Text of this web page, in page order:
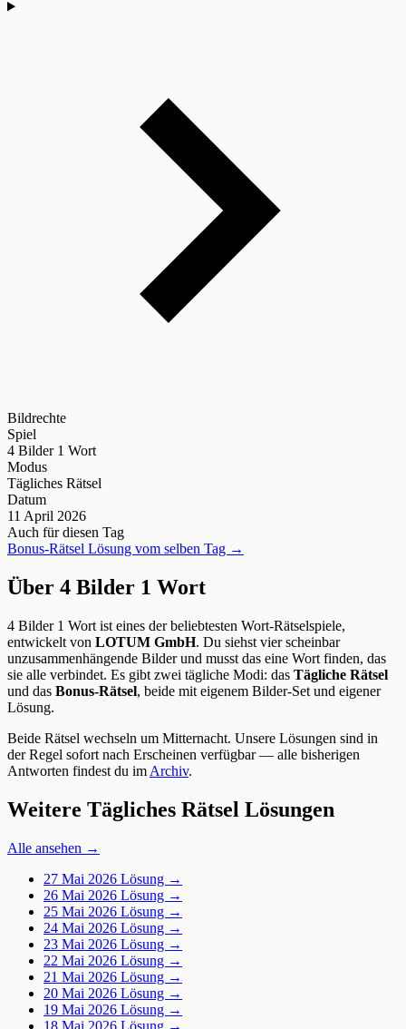
Bildrechte
Spiel
4 Bilder 1 Wort
Modus
Tägliches Rätsel
Datum
11 April 2026
Auch für diesen Tag
Bonus-Rätsel Lösung vom selben Tag →
Über 4 Bilder 1 Wort
4 Bilder 1 Wort ist eines der beliebtesten Wort-Rätselspiele,
entwickelt von LOTUM GmbH. Du siehst vier scheinbar
unzusammenhängende Bilder und musst das eine Wort finden, das
sie alle verbindet. Es gibt zwei tägliche Modi: das Tägliche Rätsel
und das Bonus-Rätsel, beide mit eigenem Bilder-Set und eigener
Lösung.
Beide Rätsel wechseln um Mitternacht. Unsere Lösungen sind in
der Regel sofort nach Erscheinen verfügbar — alle bisherigen
Antworten findest du im Archiv.
Weitere Tägliches Rätsel Lösungen
Alle ansehen →
27 Mai 2026 Lösung →
26 Mai 2026 Lösung →
25 Mai 2026 Lösung →
24 Mai 2026 Lösung →
23 Mai 2026 Lösung →
22 Mai 2026 Lösung →
21 Mai 2026 Lösung →
20 Mai 2026 Lösung →
19 Mai 2026 Lösung →
18 Mai 2026 Lösung →